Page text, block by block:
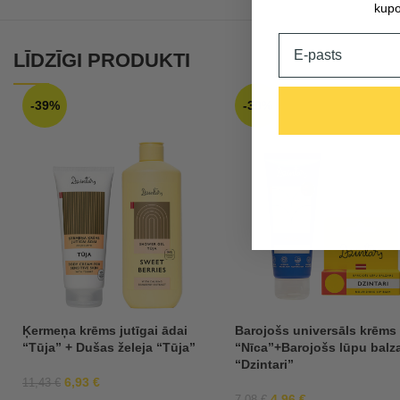
LĪDZĪGI PRODUKTI
-39%
Ķermeņa krēms jutīgai ādai
“Tūja” + Dušas želeja “Tūja”
11,43€ 6,93 €
-30%
Barojošs universāls krēms
“Nīca”+Barojošs lūpu
“Dzintari”